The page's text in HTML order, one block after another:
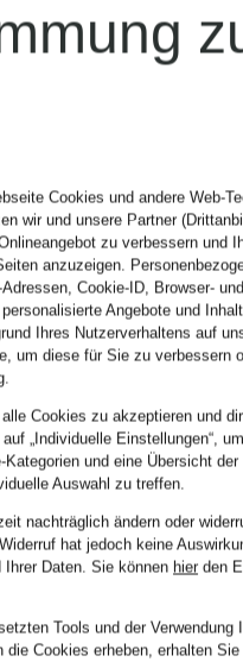
129 €
109,65 €
180 €
Cookies und andere Web-
wir und unsere Partner
zu verbessern und
anzuzeigen.
Cookie-ID, Browser-
Angebote und
Ihres Nutzerverhaltens auf
um diese für Sie zu verbessern
Cookies zu akzeptieren und
„Individuelle Einstellungen“,
und eine Übersicht
Auswahl zu treffen.
nachträglich ändern oder
hat jedoch keine
Ihrer Daten. Sie können hier den
Tools und der Verwendung
Cookies erheben, erhalten